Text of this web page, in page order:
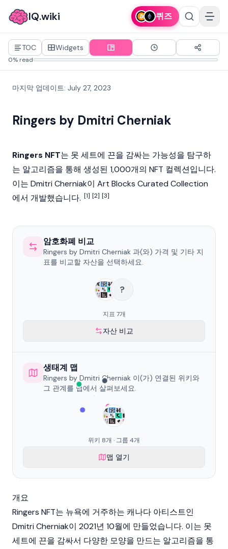
IQ.wiki 퀴즈
TOC Widgets
0% read
마지막 업데이트: July 27, 2023
Ringers by Dmitri Cherniak
Ringers NFT는 못 세트에 끈을 감싸는 가능성을 탐구하
는 알고리즘을 통해 생성된 1,000개의 NFT 컬렉션입니다.
이는 Dmitri Cherniak이 Art Blocks Curated Collection
에서 개발했습니다. [1] [2] [3]
암호화폐 비교
Ringers by Dmitri Cherniak 과(와) 가격 및 기타 지
표를 비교할 자산을 선택하세요.
?
지표 7개
자산 비교
생태계 맵
Ringers by Dmitri Cherniak 이(가) 연결된 위키와
그 관계를 맵에서 살펴보세요.
위키 8개 · 그룹 4개
맵 열기
개요
Ringers NFT는 뉴욕에 거주하는 캐나다 아티스트인
Dmitri Cherniak이 2021년 10월에 만들었습니다. 이는 못
세트에 끈을 감싸서 다양한 모양을 만드는 알고리즘을 통